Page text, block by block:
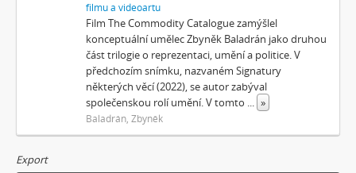
filmu a videoartu
Film The Commodity Catalogue zamýšlel
konceptuální umělec Zbyněk Baladrán jako druhou
část trilogie o reprezentaci, umění a politice. V
předchozím snímku, nazvaném Signatury
některých věcí (2022), se autor zabýval
společenskou rolí umění. V tomto ... »
Baladrán, Zbyněk
Export